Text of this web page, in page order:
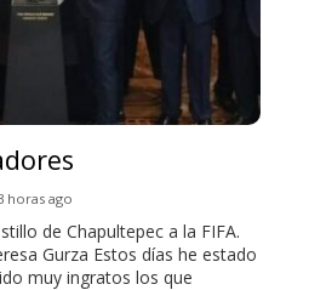
horas ago
de Chapultepec a la FIFA.
Gurza Estos días he estado
muy ingratos los que